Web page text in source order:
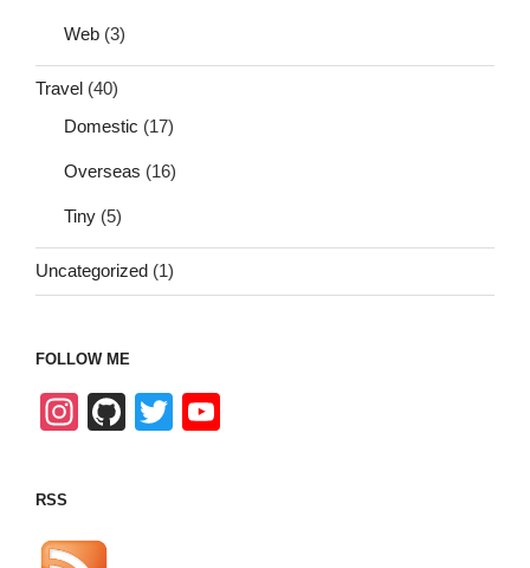
Web (3)
Travel (40)
Domestic (17)
Overseas (16)
Tiny (5)
Uncategorized (1)
FOLLOW ME
In
Gi T
RSS